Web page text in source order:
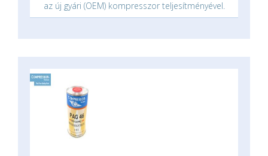
az új gyári (OEM) kompresszor teljesítményével.